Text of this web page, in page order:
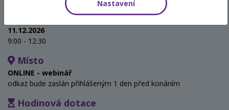
11.12.2026
9:00 - 12:30
Místo
ONLINE - webinář
odkaz bude zaslán přihlášeným 1 den před konáním
Hodinová dotace
Nastavení